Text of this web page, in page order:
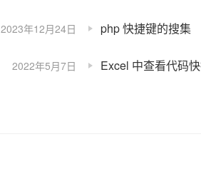
2023年12月24日 php 快捷键的搜集
2022年5月7日 Excel 中查看代码